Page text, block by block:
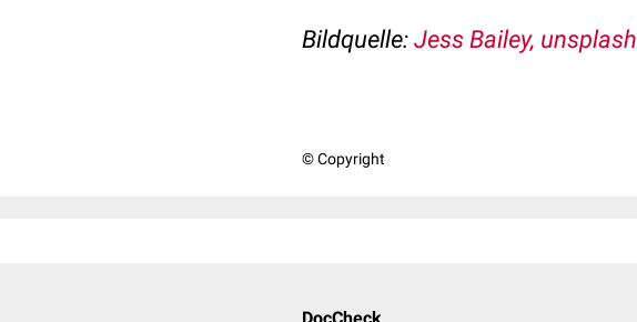
Bildquelle: Jess Bailey, unsplash
© Copyright